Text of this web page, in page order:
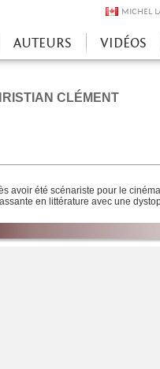
MICHEL
AUTEURS VIDÉOS
CLÉMENT
avoir été scénariste pour le
en littérature avec une